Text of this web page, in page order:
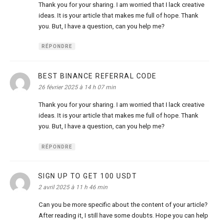
Thank you for your sharing. I am worried that I lack creative
ideas. It is your article that makes me full of hope. Thank
you. But, I have a question, can you help me?
RÉPONDRE
BEST BINANCE REFERRAL CODE
26 février 2025 à 14 h 07 min
Thank you for your sharing. I am worried that I lack creative
ideas. It is your article that makes me full of hope. Thank
you. But, I have a question, can you help me?
RÉPONDRE
SIGN UP TO GET 100 USDT
2 avril 2025 à 11 h 46 min
Can you be more specific about the content of your article?
After reading it, I still have some doubts. Hope you can help